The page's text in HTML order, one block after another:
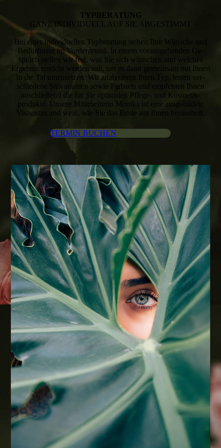
TYP­BE­RA­TUNG
– GANZ INDIVIDUELL AUF SIE ABGESTIMMT –
Bei einer individuellen Typ­­be­ra­tung stehen Ihre Wünsche und
Bedürfnisse im Vor­der­­grund. In einem vor­aus­ge­hen­den Ge­
spräch stellen wir fest, was Sie sich wünschen und welches
Ergebnis erreicht werden soll, um es dann ge­mein­sam mit Ihnen
in die Tat umzusetzen. Wir ana­­ly­sie­ren Ihren Typ, testen ver­­
schie­de­ne Stil­­va­ri­an­ten sowie Farbsets und em­pfeh­len Ihnen
an­schlie­ßend die für Sie optimalen Pflege- und Kosmetik­
produkte. Unsere Mit­ar­bei­te­rin Monika ist eine aus­ge­bil­de­te
Visagistin und weiß, wie Sie das Beste aus Ihnen herausholt.
TERMIN BUCHEN